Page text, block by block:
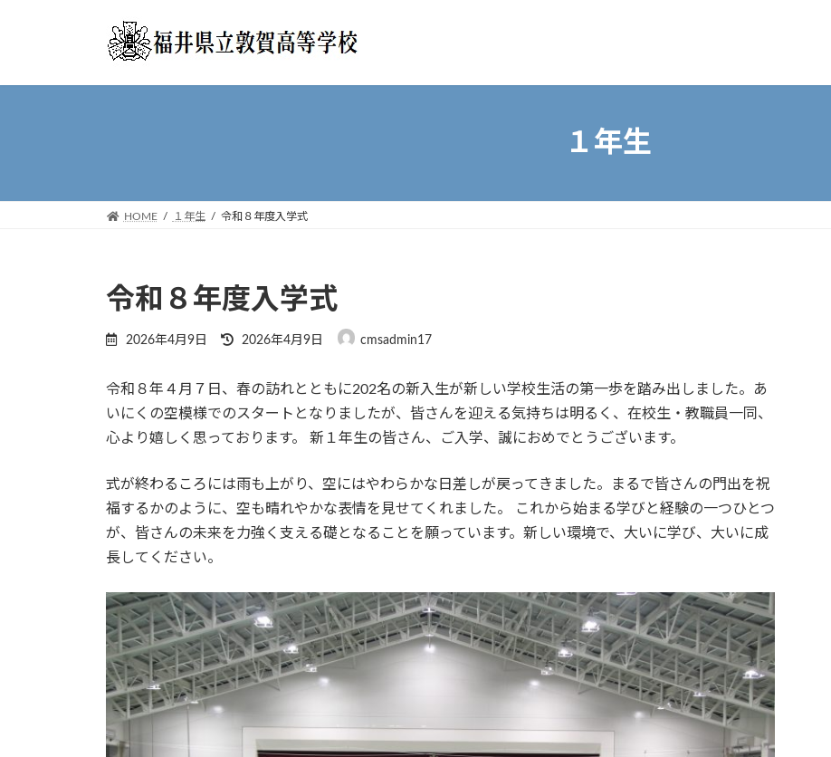
１年生
HOME １年生 令和８年度入学式
令和８年度入学式
2026年4月9日
最
新
日
時
:
2026年4月9日 cmsadmin17
令和８年４月７日、春の訪れとともに202名の新入生が新しい学校生活の第一歩を踏み出しました。あ
いにくの空模様でのスタートとなりましたが、皆さんを迎える気持ちは明るく、在校生・教職員一同、
心より嬉しく思っております。 新１年生の皆さん、ご入学、誠におめでとうございます。
式が終わるころには雨も上がり、空にはやわらかな日差しが戻ってきました。まるで皆さんの門出を祝
福するかのように、空も晴れやかな表情を見せてくれました。 これから始まる学びと経験の一つひとつ
が、皆さんの未来を力強く支える礎となることを願っています。新しい環境で、大いに学び、大いに成
長してください。